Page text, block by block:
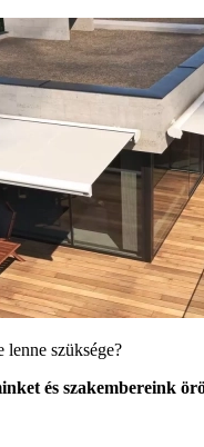
lenne szüksége?
és szakembereink